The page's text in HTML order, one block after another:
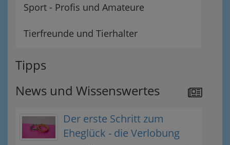
Sport - Profis und Amateure
Tierfreunde und Tierhalter
Tipps
News und Wissenswertes
Der erste Schritt zum
Eheglück - die Verlobung